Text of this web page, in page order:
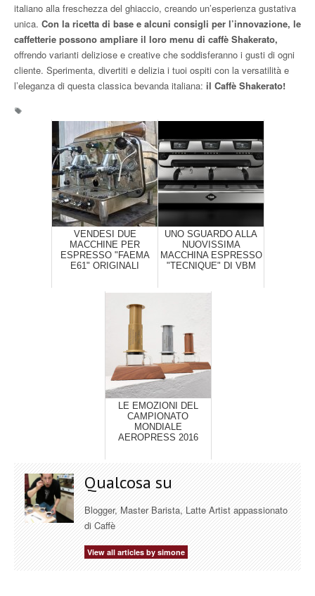
italiano alla freschezza del ghiaccio, creando un’esperienza gustativa
unica. Con la ricetta di base e alcuni consigli per l’innovazione, le
caffetterie possono ampliare il loro menu di caffè Shakerato,
offrendo varianti deliziose e creative che soddisferanno i gusti di ogni
cliente. Sperimenta, divertiti e delizia i tuoi ospiti con la versatilità e
l’eleganza di questa classica bevanda italiana: il Caffè Shakerato!
VENDESI DUE
MACCHINE PER
ESPRESSO "FAEMA
E61" ORIGINALI
UNO SGUARDO ALLA
NUOVISSIMA
MACCHINA ESPRESSO
"TECNIQUE" DI VBM
LE EMOZIONI DEL
CAMPIONATO
MONDIALE
AEROPRESS 2016
Qualcosa su
Blogger, Master Barista, Latte Artist appassionato
di Caffè
View all articles by simone